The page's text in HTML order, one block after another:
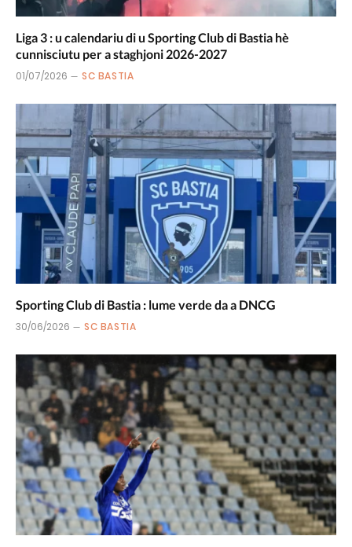
Liga 3 : u calendariu di u Sporting Club di Bastia hè
cunnisciutu per a staghjoni 2026-2027
01/07/2026 SC BASTIA
Sporting Club di Bastia : lume verde da a DNCG
30/06/2026 SC BASTIA